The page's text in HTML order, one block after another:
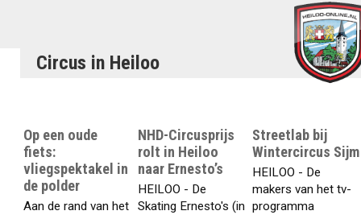
Circus in Heiloo
Op een oude
fiets:
vliegspektakel in
de polder
Aan de rand van het
NHD-Circusprijs
rolt in Heiloo
naar Ernesto’s
HEILOO - De
Skating Ernesto's (in
Streetlab bij
Wintercircus Sijm
HEILOO - De
makers van het tv-
programma